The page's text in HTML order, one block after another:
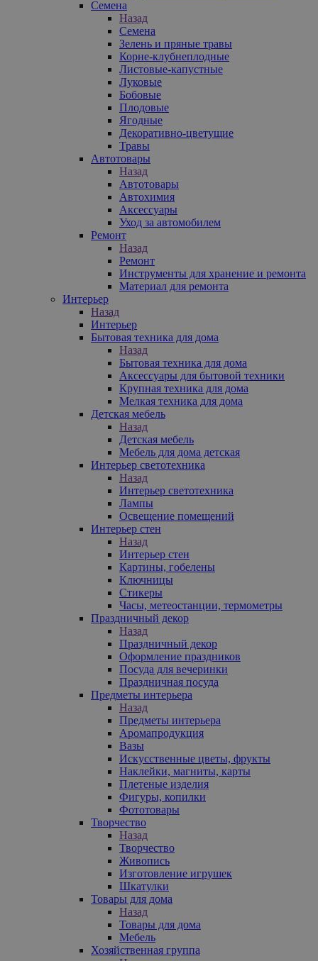
Семена
Назад
Семена
Зелень и пряные травы
Корне-клубнеплодные
Листовые-капустные
Луковые
Бобовые
Плодовые
Ягодные
Декоративно-цветущие
Травы
Автотовары
Назад
Автотовары
Автохимия
Аксессуары
Уход за автомобилем
Ремонт
Назад
Ремонт
Инструменты для хранение и ремонта
Материал для ремонта
Интерьер
Назад
Интерьер
Бытовая техника для дома
Назад
Бытовая техника для дома
Аксессуары для бытовой техники
Крупная техника для дома
Мелкая техника для дома
Детская мебель
Назад
Детская мебель
Мебель для дома детская
Интерьер светотехника
Назад
Интерьер светотехника
Лампы
Освещение помещений
Интерьер стен
Назад
Интерьер стен
Картины, гобелены
Ключницы
Стикеры
Часы, метеостанции, термометры
Праздничный декор
Назад
Праздничный декор
Оформление праздников
Посуда для вечеринки
Праздничная посуда
Предметы интерьера
Назад
Предметы интерьера
Аромапродукция
Вазы
Искусственные цветы, фрукты
Наклейки, магниты, карты
Плетеные изделия
Фигуры, копилки
Фототовары
Творчество
Назад
Творчество
Живопись
Изготовление игрушек
Шкатулки
Товары для дома
Назад
Товары для дома
Мебель
Хозяйственная группа